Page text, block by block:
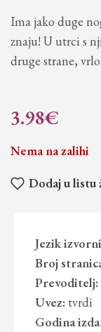
Ima jako duge
znaju! U utrci s
druge strane,
3.98€
Nema na zalihi
Dodaj u listu
Jezik
Broj
Prevoditelj:
Uvez: tvrdi
Godina